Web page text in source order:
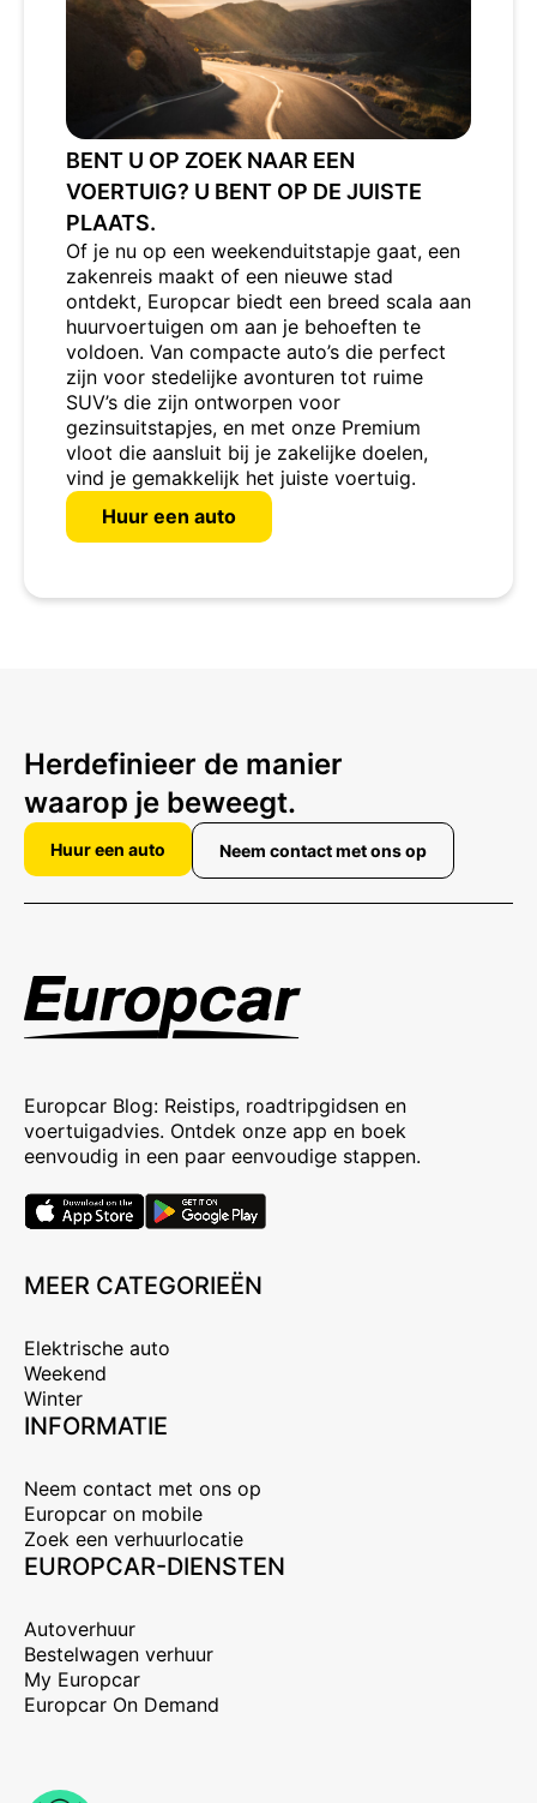
BENT U OP ZOEK NAAR EEN
VOERTUIG? U BENT OP DE JUISTE
PLAATS.
Of je nu op een weekenduitstapje gaat, een
zakenreis maakt of een nieuwe stad
ontdekt, Europcar biedt een breed scala aan
huurvoertuigen om aan je behoeften te
voldoen. Van compacte auto’s die perfect
zijn voor stedelijke avonturen tot ruime
SUV’s die zijn ontworpen voor
gezinsuitstapjes, en met onze Premium
vloot die aansluit bij je zakelijke doelen,
vind je gemakkelijk het juiste voertuig.
Huur een auto
Herdefinieer de manier
waarop je beweegt.
Huur een auto Neem contact met ons op
Europcar Blog: Reistips, roadtripgidsen en
voertuigadvies. Ontdek onze app en boek
eenvoudig in een paar eenvoudige stappen.
MEER CATEGORIEËN
Elektrische auto
Weekend
Winter
INFORMATIE
Neem contact met ons op
Europcar on mobile
Zoek een verhuurlocatie
EUROPCAR-DIENSTEN
Autoverhuur
Bestelwagen verhuur
My Europcar
Europcar On Demand